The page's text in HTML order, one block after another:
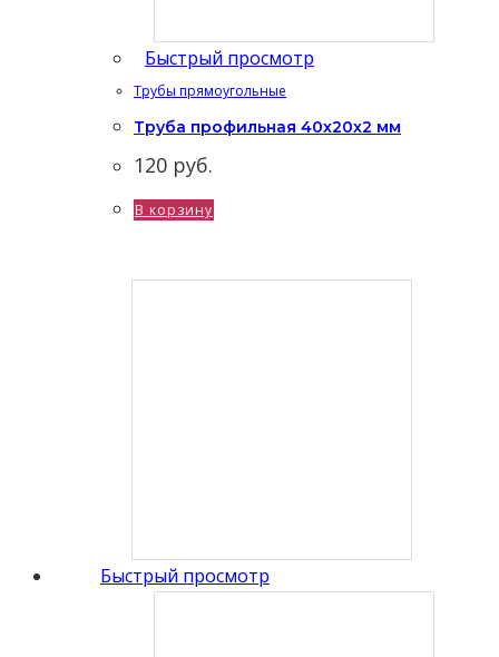
Быстрый просмотр
Трубы прямоугольные
Труба профильная 40х20х2 мм
120 руб.
В корзину
Быстрый просмотр